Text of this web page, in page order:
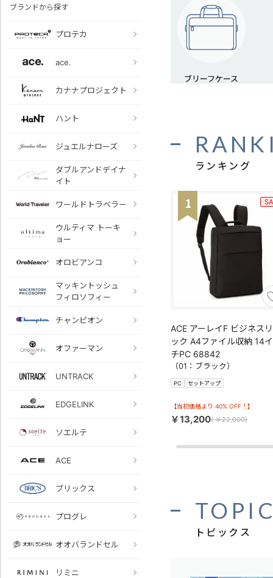
ブランドから探す
プロテカ
ace.
カナナプロジェクト
ハント
ジュエルナローズ
ダブルアンドデイナ
イト
ワールドトラベラー
ウルティマ トーキ
ョー
オロビアンコ
マッキントッシュ
フィロソフィー
チャンピオン
オファーマン
UNTRACK
EDGELINK
ソエルテ
ACE
ブリックス
プログレ
オオバランドセル
リミニ
ブリーフケース
ランキング
1
ACE アーレイF ビジネス
ック A4ファイル収納 14
チPC 68842
（01：ブラック）
PC セットアップ
【当初価格より 40% OFF！】
￥13,200(￥22,000)
トピックス